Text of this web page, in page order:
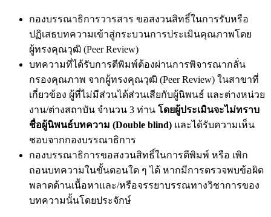
กองบรรณาธิการวารสาร ขอสงวนสิทธิ์ในการรับหรือ
ปฏิเสธบทความเข้าสู่กระบวนการประเมินคุณภาพโดย
ผู้ทรงคุณวุฒิ (Peer Review)
บทความที่ได้รับการตีพิมพ์ต้องผ่านการพิจารณากลั่น
กรองคุณภาพ จากผู้ทรงคุณวุฒิ (Peer Review) ในสาขาที่
เกี่ยวข้อง ผู้ที่ไม่มีส่วนได้ส่วนเสียกับผู้นิพนธ์ และต่างหน่วย
งาน/ต่างสถาบัน จำนวน 3 ท่าน โดยผู้ประเมินจะไม่ทราบ
ชื่อผู้นิพนธ์บทความ (Double blind) และได้รับความเห็น
ชอบจากกองบรรณาธิการ
กองบรรณาธิการขอสงวนสิทธิ์ในการตีพิมพ์ หรือ เพิก
ถอนบทความในขั้นตอนใด ๆ ได้ หากมีการตรวจพบข้อผิด
พลาดด้านเนื้อหาและ/หรือจรรยาบรรณทางวิชาการของ
บทความนั้นโดยประจักษ์